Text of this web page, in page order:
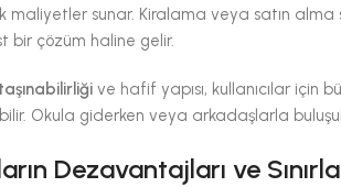
maliyetler sunar. Kiralama veya satın
bir çözüm haline gelir.
ve hafif yapısı, kullanıcılar için
Okula giderken veya arkadaşlarla
Dezavantajları ve